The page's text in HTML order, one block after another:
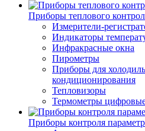
Приборы теплового
Измерители-
Индикаторы
Инфракрасные окна
Пирометры
Приборы для
кондиционирования
Тепловизоры
Термометры
Приборы контроля